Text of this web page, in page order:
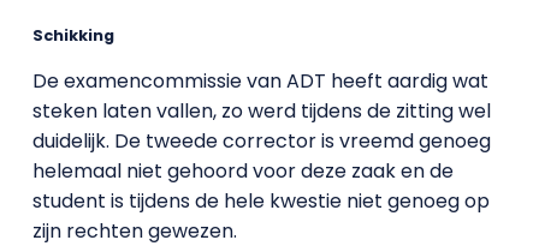
Schikking
De examencommissie van ADT heeft aardig wat
steken laten vallen, zo werd tijdens de zitting wel
duidelijk. De tweede corrector is vreemd genoeg
helemaal niet gehoord voor deze zaak en de
student is tijdens de hele kwestie niet genoeg op
zijn rechten gewezen.